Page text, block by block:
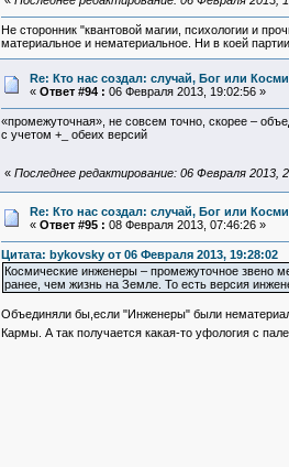
Не сторонник "квантовой магии, психологии и
материальное и нематериальное. Ни в коей
Re: Кто нас создал: случай, Бог или
« Ответ #94 : 06 Февраля 2013, 19:02:56 »
«промежуточная», не совсем точно, скорее –
с учетом +_ обеих версий
« Последнее редактирование: 06 Февраля 2013,
Re: Кто нас создал: случай, Бог или
« Ответ #95 : 08 Февраля 2013, 07:46:26 »
Цитата: bykovsky от 06 Февраля 2013, 19:28:02
Космические инженеры – промежуточное звено
ранее, чем жизнь на Земле. То есть версия
Объединяли бы,если "Инженеры" были
Кармы. А так получается какая-то уфология с